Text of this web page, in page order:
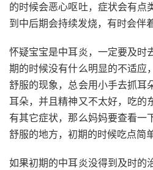
的时候会恶心呕吐，症状会有点
到中后期会持续发烧，有时会伴
怀疑宝宝是中耳炎，一定要及时
期的时候没有什么明显的不适应
舒服的现象，总会用小手去抓耳
耳朵，并且精神又不太好，吃的
有其它症状，那么妈妈要查看一
舒服的地方，初期的时候吃点简
如果初期的中耳炎没得到及时的